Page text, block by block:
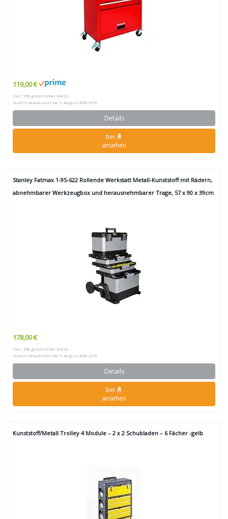
119,00 €
inkl. 19% gesetzlicher MwSt.
Zuletzt aktualisiert am: 5. August 2026 23:59
Details
bei
ansehen
Stanley Fatmax 1-95-622 Rollende Werkstatt Metall-Kunststoff mit Rädern,
abnehmbarer Werkzeugbox und herausnehmbarer Trage, 57 x 90 x 39cm
178,00 €
inkl. 19% gesetzlicher MwSt.
Zuletzt aktualisiert am: 5. August 2026 23:59
Details
bei
ansehen
Kunststoff/Metall Trolley 4 Module – 2 x 2 Schubladen – 6 Fächer -gelb